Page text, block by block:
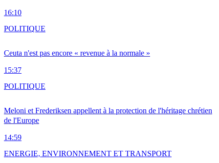
16:10
Ceuta n'est pas encore « revenue à la normale »
15:37
POLITIQUE
Meloni et Frederiksen appellent à la protection de l'héritage chrétien
de l'Europe
14:59
POLITIQUE
ENERGIE, ENVIRONNEMENT ET TRANSPORT